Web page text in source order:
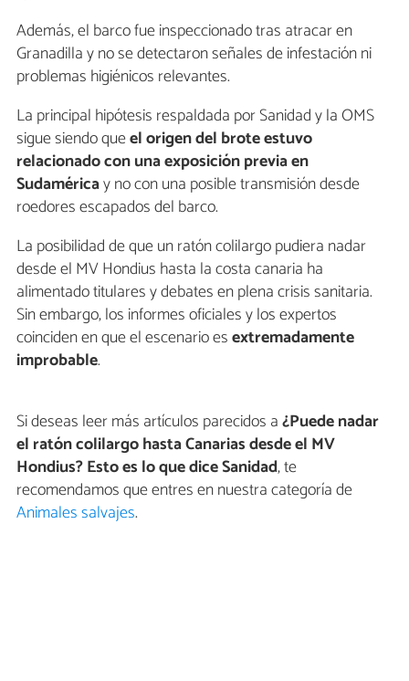
Además, el barco fue inspeccionado tras atracar en
Granadilla y no se detectaron señales de infestación ni
problemas higiénicos relevantes.
La principal hipótesis respaldada por Sanidad y la OMS
sigue siendo queel origen del brote estuvo
relacionado con una exposición previa en
Sudaméricay no con una posible transmisión desde
roedores escapados del barco.
La posibilidad de que un ratón colilargo pudiera nadar
desde el MV Hondius hasta la costa canaria ha
alimentado titulares y debates en plena crisis sanitaria.
Sin embargo, los informes oficiales y los expertos
coinciden en que el escenario esextremadamente
improbable.
Si deseas leer más artículos parecidos a¿Puede nadar
el ratón colilargo hasta Canarias desde el MV
Hondius? Esto es lo que dice Sanidad, te
recomendamos que entres en nuestra categoría de
Animales salvajes.